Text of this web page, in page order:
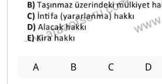
A B C D